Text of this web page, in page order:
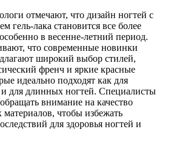
отмечают, что дизайн ногтей с
гель-лака становится все более
в весенне-летний период.
что современные новинки
широкий выбор стилей,
френч и яркие красные
идеально подходят как для
и для длинных ногтей. Специалисты
внимание на качество
материалов, чтобы избежать
для здоровья ногтей и